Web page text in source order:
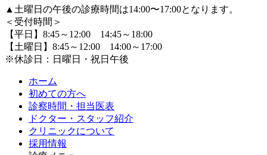
▲土曜日の午後の診療時間は14:00〜17:00となります。
＜受付時間＞
【平日】8:45～12:00 14:45～18:00
【土曜日】8:45～12:00 14:00～17:00
※休診日：日曜日・祝日午後
ホーム
初めての方へ
診察時間・担当医表
ドクター・スタッフ紹介
クリニックについて
採用情報